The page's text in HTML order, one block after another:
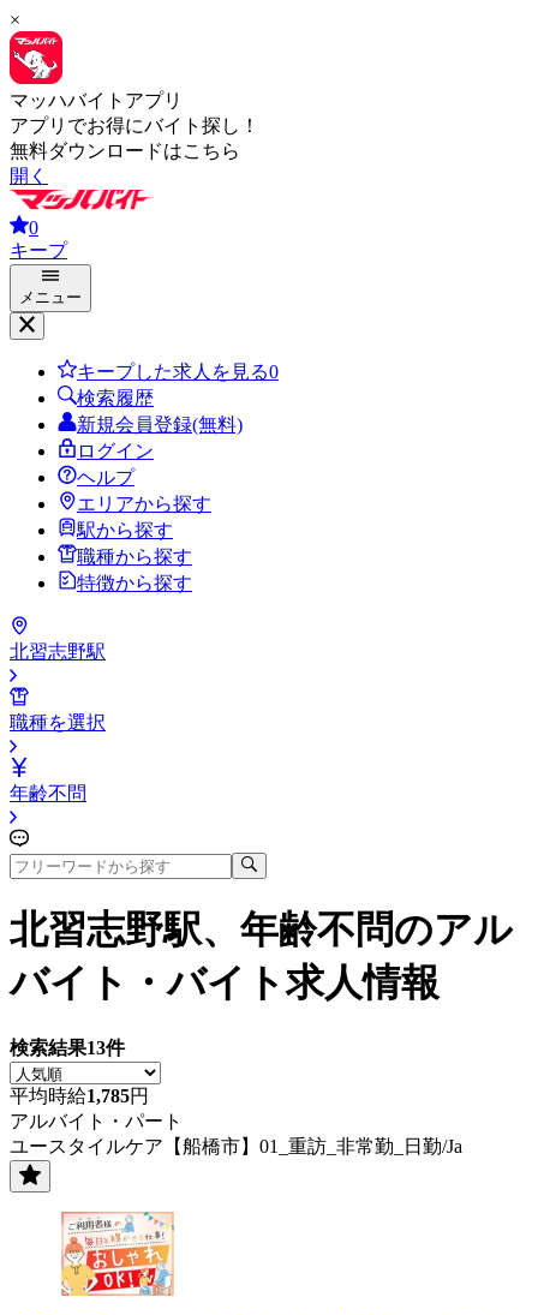
×
マッハバイトアプリ
アプリでお得にバイト探し！
無料ダウンロードはこちら
開く
0
キープ
メニュー
キープした求人を見る0
検索履歴
新規会員登録(無料)
ログイン
ヘルプ
エリアから探す
駅から探す
職種から探す
特徴から探す
北習志野駅
職種を選択
年齢不問
北習志野駅、年齢不問のアル
バイト・バイト求人情報
検索結果13件
平均時給1,785円
アルバイト・パート
ユースタイルケア【船橋市】01_重訪_非常勤_日勤/Ja